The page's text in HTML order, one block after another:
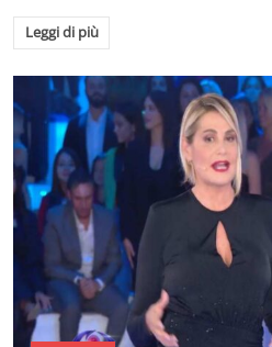
Leggi di più